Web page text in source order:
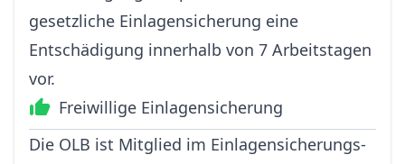
gesetzliche Einlagensicherung eine
Entschädigung innerhalb von 7 Arbeitstagen
vor.
Freiwillige Einlagensicherung
Die OLB ist Mitglied im Einlagen­sicherungs­